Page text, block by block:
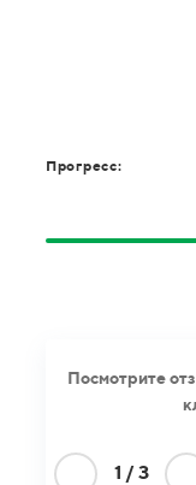
Прогресс:
Посмотрите
1 /3